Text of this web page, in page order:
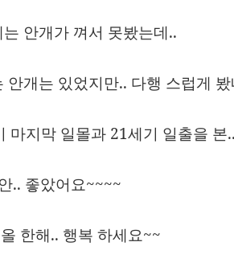
안개가 껴서 못봤는데..
안개는 있었지만.. 다행 스럽게
마지막 일몰과 21세기 일출을 본
.. 좋았어요~~~~
한해.. 행복 하세요~~